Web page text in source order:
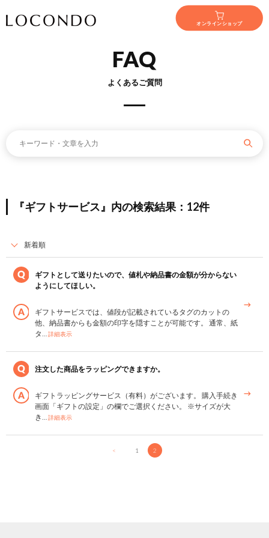
オンラインショップ
FAQ
よくあるご質問
『ギフトサービス』内の検索結果：12件
ギフトとして送りたいので、値札や納品書の金額が分からない
ようにしてほしい。
ギフトサービスでは、値段が記載されているタグのカットの
他、納品書からも金額の印字を隠すことが可能です。 通常、紙
タ…詳細表示
注文した商品をラッピングできますか。
ギフトラッピングサービス（有料）がございます。 購入手続き
画面「ギフトの設定」の欄でご選択ください。 ※サイズが大
き…詳細表示
< 1 2